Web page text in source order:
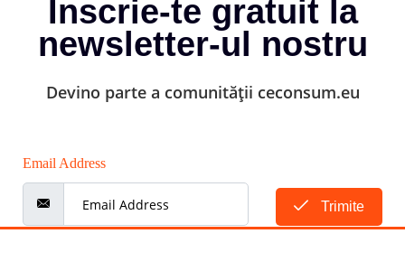
Înscrie-te gratuit la
newsletter-ul nostru
Devino parte a comunității ceconsum.eu
Email Address
Trimite